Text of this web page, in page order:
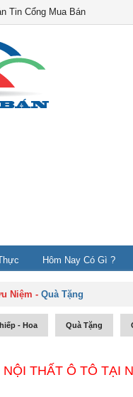
Tin Cổng Mua Bán
Hôm Nay Có Gì ?
Niệm -Quà Tặng
- Hoa Quà Tặng
THẤT Ô TÔ TẠI